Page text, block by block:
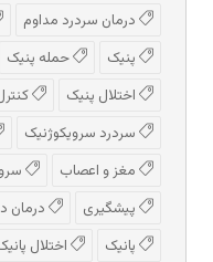
درمان سردرد مداوم
پنیک
حمله پنیک
اختلال پنیک
سردرد سرویکوژنیک
مغز و اعصاب
پیشگیری
درمان
پانیک
اختلال